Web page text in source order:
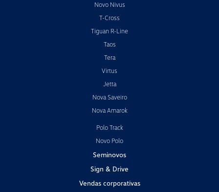
Novo Nivus
T-Cross
Tiguan R-Line
Taos
Tera
Virtus
Jetta
Nova Saveiro
Nova Amarok
Polo Track
Novo Polo
Seminovos
Sign & Drive
Vendas corporativas